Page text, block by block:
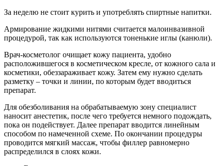
За неделю не стоит курить и употреблять спиртные напитки.
Армирование жидкими нитями считается малоинвазивной
процедурой, так как используются тоненькие иглы (канюли).
Врач-косметолог очищает кожу пациента, удобно
расположившегося в косметическом кресле, от кожного сала и
косметики, обеззараживает кожу. Затем ему нужно сделать
разметку – точки и линии, по которым будет вводиться
препарат.
Для обезболивания на обрабатываемую зону специалист
наносит анестетик, после чего требуется немного подождать,
пока он подействует. Далее препарат вводится линейным
способом по намеченной схеме. По окончании процедуры
проводится мягкий массаж, чтобы филлер равномерно
распределился в слоях кожи.